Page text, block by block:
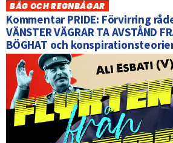
BÅG OCH REGNBÅGAR
Kommentar PRIDE: Förvirring
VÄNSTER VÄGRAR TA AVSTÅND
BÖGHAT och